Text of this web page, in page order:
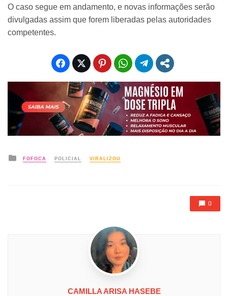
O caso segue em andamento, e novas informações serão
divulgadas assim que forem liberadas pelas autoridades
competentes.
Posted
FOFOCA POLICIAL VIRALIZOU
0
CAMILLA ARISA HASEBE